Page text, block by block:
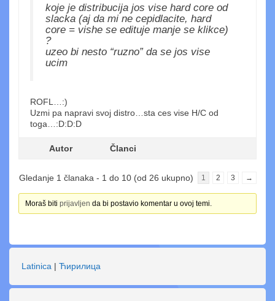
koje je distribucija jos vise hard core od
slacka (aj da mi ne cepidlacite, hard
core = vishe se edituje manje se klikce)
?
uzeo bi nesto “ruzno” da se jos vise
ucim
ROFL…:)
Uzmi pa napravi svoj distro…sta ces vise H/C od
toga…:D:D:D
Autor Članci
Gledanje 1 članaka - 1 do 10 (od 26 ukupno) 1 2 3 →
Moraš bitiprijavljen da bi postavio komentar u ovoj temi.
Latinica | Ћирилица